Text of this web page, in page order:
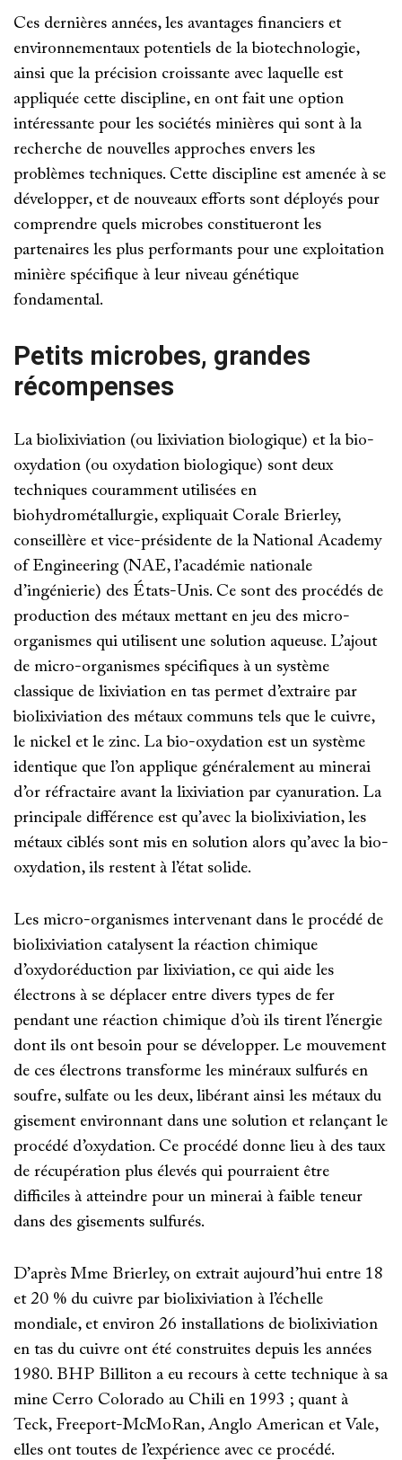
Ces dernières années, les avantages financiers et
environnementaux potentiels de la biotechnologie,
ainsi que la précision croissante avec laquelle est
appliquée cette discipline, en ont fait une option
intéressante pour les sociétés minières qui sont à la
recherche de nouvelles approches envers les
problèmes techniques. Cette discipline est amenée à se
développer, et de nouveaux efforts sont déployés pour
comprendre quels microbes constitueront les
partenaires les plus performants pour une exploitation
minière spécifique à leur niveau génétique
fondamental.
Petits microbes, grandes
récompenses
La biolixiviation (ou lixiviation biologique) et la bio-
oxydation (ou oxydation biologique) sont deux
techniques couramment utilisées en
biohydrométallurgie, expliquait Corale Brierley,
conseillère et vice-présidente de la National Academy
of Engineering (NAE, l’académie nationale
d’ingénierie) des États-Unis. Ce sont des procédés de
production des métaux mettant en jeu des micro-
organismes qui utilisent une solution aqueuse. L’ajout
de micro-organismes spécifiques à un système
classique de lixiviation en tas permet d’extraire par
biolixiviation des métaux communs tels que le cuivre,
le nickel et le zinc. La bio-oxydation est un système
identique que l’on applique généralement au minerai
d’or réfractaire avant la lixiviation par cyanuration. La
principale différence est qu’avec la biolixiviation, les
métaux ciblés sont mis en solution alors qu’avec la bio-
oxydation, ils restent à l’état solide.
Les micro-organismes intervenant dans le procédé de
biolixiviation catalysent la réaction chimique
d’oxydoréduction par lixiviation, ce qui aide les
électrons à se déplacer entre divers types de fer
pendant une réaction chimique d’où ils tirent l’énergie
dont ils ont besoin pour se développer. Le mouvement
de ces électrons transforme les minéraux sulfurés en
soufre, sulfate ou les deux, libérant ainsi les métaux du
gisement environnant dans une solution et relançant le
procédé d’oxydation. Ce procédé donne lieu à des taux
de récupération plus élevés qui pourraient être
difficiles à atteindre pour un minerai à faible teneur
dans des gisements sulfurés.
D’après Mme Brierley, on extrait aujourd’hui entre 18
et 20 % du cuivre par biolixiviation à l’échelle
mondiale, et environ 26 installations de biolixiviation
en tas du cuivre ont été construites depuis les années
1980. BHP Billiton a eu recours à cette technique à sa
mine Cerro Colorado au Chili en 1993 ; quant à
Teck, Freeport-McMoRan, Anglo American et Vale,
elles ont toutes de l’expérience avec ce procédé.